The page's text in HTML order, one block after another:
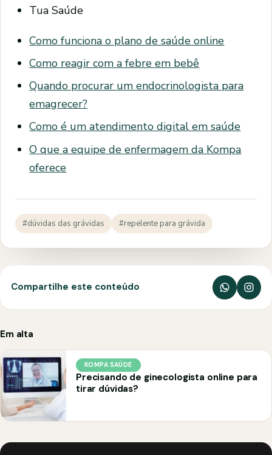
Tua Saúde
Como funciona o plano de saúde online
Como reagir com a febre em bebê
Quando procurar um endocrinologista para
emagrecer?
Como é um atendimento digital em saúde
O que a equipe de enfermagem da Kompa
oferece
#dúvidas das grávidas #repelente para grávida
Compartilhe este conteúdo
Em alta
KOMPA SAÚDE
Precisando de ginecologista online para
tirar dúvidas?